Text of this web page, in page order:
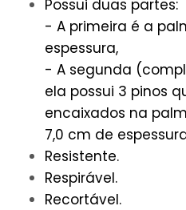
Possui duas partes:
- A primeira é a
espessura,
- A segunda
ela possui 3 pinos
encaixados na
7,0 cm de
Resistente.
Respirável.
Recortável.